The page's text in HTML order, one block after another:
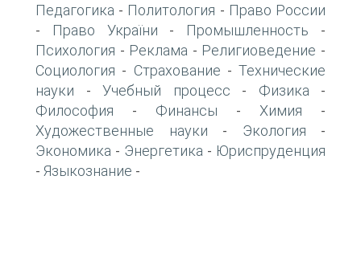
Педагогика - Политология - Право России
- Право України - Промышленность -
Психология - Реклама - Религиоведение -
Социология - Страхование - Технические
науки - Учебный процесс - Физика -
Философия - Финансы - Химия -
Художественные науки - Экология -
Экономика - Энергетика - Юриспруденция
- Языкознание -